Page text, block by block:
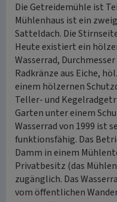
Die Getreidemühle ist
Mühlenhaus ist ein
Satteldach. Die
Heute existiert ein
Wasserrad,
Radkränze aus Eiche,
einem hölzernen
Teller- und
Garten unter einem
Wasserrad von 1999 ist
funktionsfähig. Das
Damm in einem
Privatbesitz (das
zugänglich. Das
vom öffentlichen